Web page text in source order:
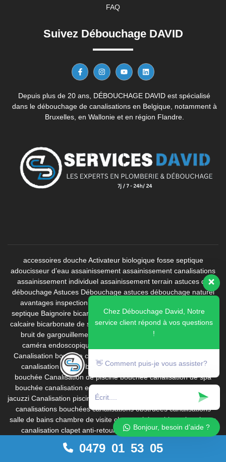
0479 01 53 05
FAQ
Suivez Débouchage DAVID
Depuis plus de 20 ans, DÉBOUCHAGE DAVID est spécialisé
dans le débouchage de canalisations en Belgique, notamment à
Bruxelles, en Wallonie et en région Flandre.
accessoires douche Activateur biologique fosse septique
adoucisseur d’eau assainissement assainissement canalisations
assainissement individuel assainissement terrain astuces de
débouchage Astuces Débouchage astuces débouchage naturel
avantages inspection vidéo
septique Baignoire bicarbonate de soude bicarbonate de soude
calcaire bicarbonate de soude canalisation boues fosse septique
bruit de gargouillement
caméra d'inspection
caméra endoscopique canalisation
Canalisation bouchée cuisine
canalisation cuisine bouchée canalisation de camping-car
bouchée Canalisation de piscine bouchée canalisation de spa
bouchée canalisation enterrée canalisation gelée canalisation
jacuzzi Canalisation piscine canalisation wc bouchée
canalisations
canalisations bouchées canalisations obstruées canalisations
salle de bains chambre de visite changer joint robinet chemisage
canalisation clapet anti-retour
comment déboucher les wc
conduite d'eau
conseils débouchage
conservation produit déboucheur
Chez Débouchage David, Notre
service client répond à vos questions
!
👋 Comment puis-je vous assister?
Bonjour, besoin d’aide ?